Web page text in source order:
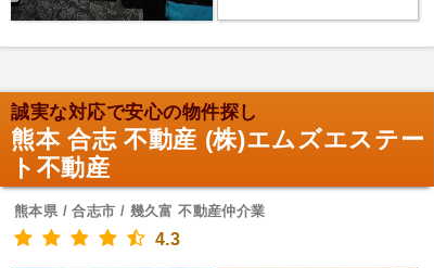
誠実な対応で安心の物件探し
熊本 合志 不動産 (株)エムズエステー
ト不動産
熊本県 / 合志市 / 幾久富 不動産仲介業
4.3